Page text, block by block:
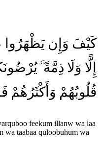
كَيْفَ وَإِن يَظْهَرُوا
إِلًّا وَلَا ذِمَّةً
قُلُوبُهُمْ وَأَكْثَرُهُمْ
feekum illanw wa laa
wa taabaa quloobuhum wa